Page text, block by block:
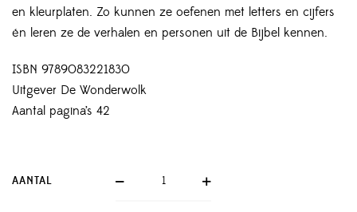
en kleurplaten. Zo kunnen ze oefenen met letters en cijfers
én leren ze de verhalen en personen uit de Bijbel kennen.
ISBN 9789083221830
Uitgever De Wonderwolk
Aantal pagina’s 42
AANTAL